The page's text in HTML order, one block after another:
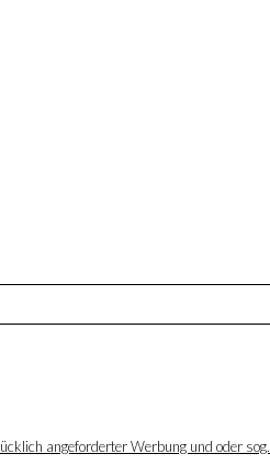
angeforderter Werbung und oder sog.